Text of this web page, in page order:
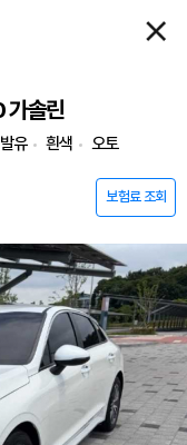
가솔린
유 흰색 오토
보험료 조회